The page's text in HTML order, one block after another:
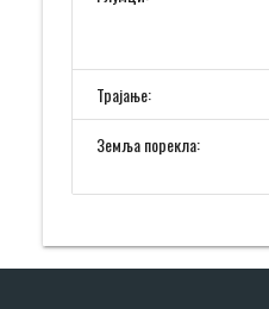
Трајање:
Земља порекла: